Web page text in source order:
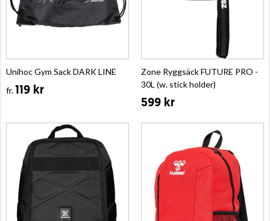
Unihoc Gym Sack DARK LINE
fr.119 kr
Zone Ryggsäck FUTURE PRO -
30L (w. stick holder)
599 kr